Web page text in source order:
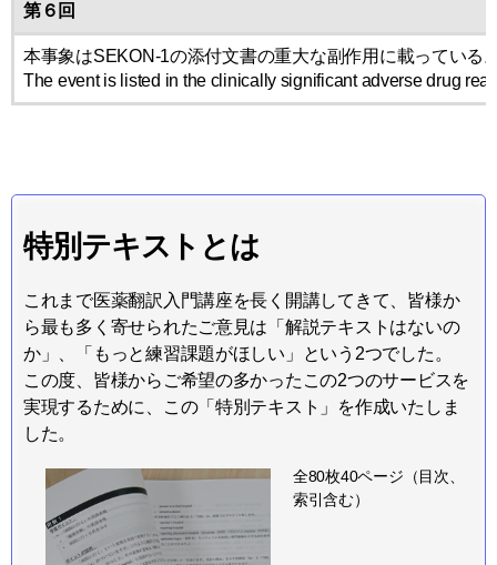
第６回
本事象はSEKON-1の添付文書の重大な副作用に載っている
The event is listed in the clinically significant adverse drug
特別テキストとは
これまで医薬翻訳入門講座を長く開講してきて、皆様か
ら最も多く寄せられたご意見は「解説テキストはないの
か」、「もっと練習課題がほしい」という2つでした。
この度、皆様からご希望の多かったこの2つのサービスを
実現するために、この「特別テキスト」を作成いたしま
した。
全80枚40ページ（目次、
索引含む）